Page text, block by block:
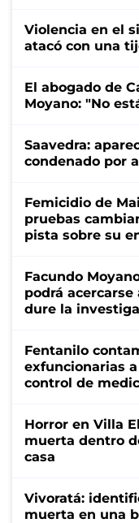
Violencia en el
atacó con una
El abogado de
Moyano: "No
Saavedra:
condenado por
Femicidio de
pruebas
pista sobre su
Facundo
podrá
dure la
Fentanilo
exfuncionarias
control de
Horror en Villa
muerta dentro
casa
Vivoratá:
muerta en una